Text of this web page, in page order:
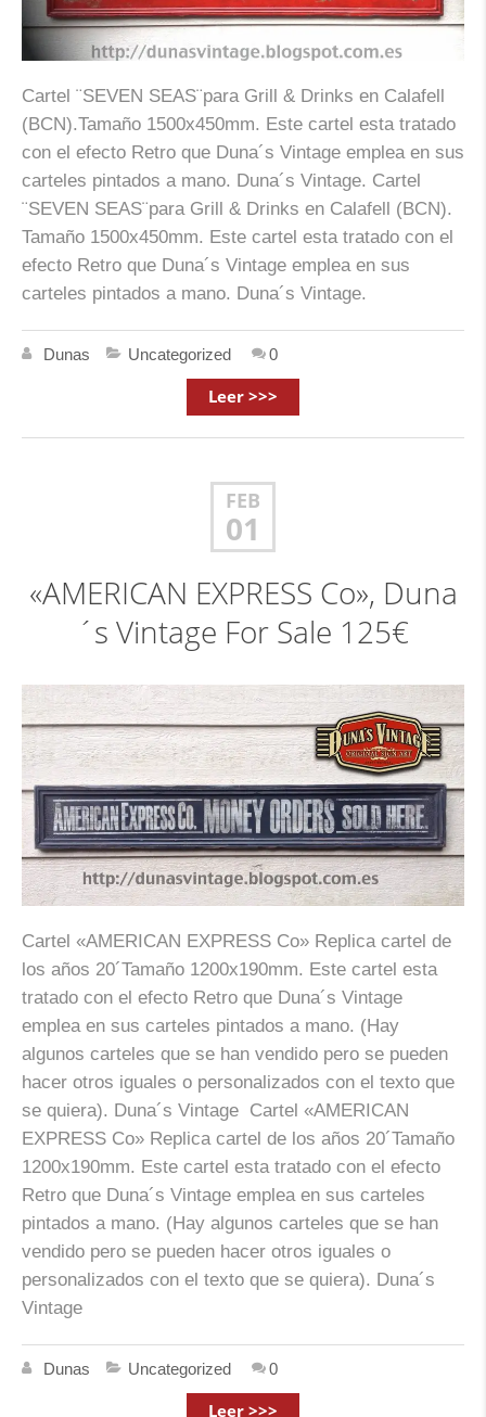
Cartel ¨SEVEN SEAS¨para Grill & Drinks en Calafell
(BCN).Tamaño 1500x450mm. Este cartel esta tratado
con el efecto Retro que Duna´s Vintage emplea en sus
carteles pintados a mano. Duna´s Vintage. Cartel
¨SEVEN SEAS¨para Grill & Drinks en Calafell (BCN).
Tamaño 1500x450mm. Este cartel esta tratado con el
efecto Retro que Duna´s Vintage emplea en sus
carteles pintados a mano. Duna´s Vintage.
Dunas Uncategorized 0
Leer >>>
FEB
01
«AMERICAN EXPRESS Co», Duna
´s Vintage For Sale 125€
Cartel «AMERICAN EXPRESS Co» Replica cartel de
los años 20´Tamaño 1200x190mm. Este cartel esta
tratado con el efecto Retro que Duna´s Vintage
emplea en sus carteles pintados a mano. (Hay
algunos carteles que se han vendido pero se pueden
hacer otros iguales o personalizados con el texto que
se quiera). Duna´s Vintage Cartel «AMERICAN
EXPRESS Co» Replica cartel de los años 20´Tamaño
1200x190mm. Este cartel esta tratado con el efecto
Retro que Duna´s Vintage emplea en sus carteles
pintados a mano. (Hay algunos carteles que se han
vendido pero se pueden hacer otros iguales o
personalizados con el texto que se quiera). Duna´s
Vintage
Dunas Uncategorized 0
Leer >>>